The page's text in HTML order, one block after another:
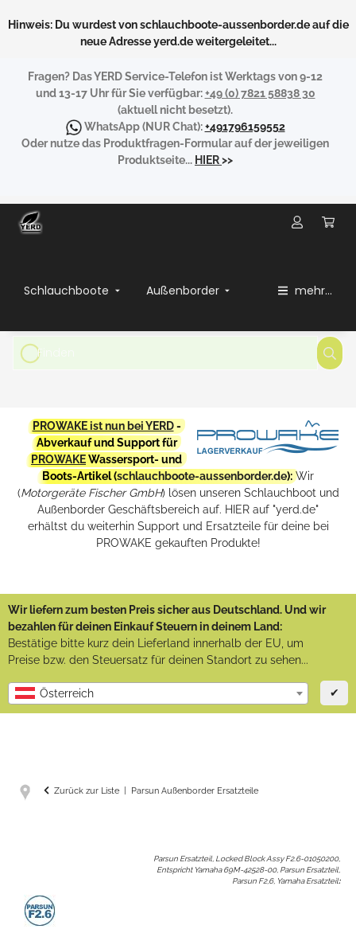
Hinweis: Du wurdest von schlauchboote-aussenborder.de auf die
neue Adresse yerd.de weitergeleitet...
Fragen? Das YERD Service-Telefon ist Werktags von 9-12
und 13-17 Uhr für Sie verfügbar:+49 (0) 7821 58838 30
(aktuell nicht besetzt).
WhatsApp(NUR Chat):+491796159552
Oder nutze das Produktfragen-Formular auf der jeweiligen
Produktseite... HIER>>
Schlauchboote Außenborder mehr...
PROWAKE ist nun bei YERD-
Abverkauf und Support für
PROWAKEWassersport- und
Boots-Artikel (schlauchboote-aussenborder.de): Wir
(Motorgeräte Fischer GmbH) lösen unseren Schlauchboot und
Außenborder Geschäftsbereich auf. HIER auf "yerd.de"
erhältst du weiterhin Support und Ersatzteile für deine bei
PROWAKE gekauften Produkte!
Wir liefern zum besten Preis sicher aus Deutschland. Und wir
bezahlen für deinen Einkauf Steuern in deinem Land:
Bestätige bitte kurz dein Lieferland innerhalb der EU, um
Preise bzw. den Steuersatz für deinen Standort zu sehen...
Österreich ✔
Zurück zur Liste Parsun Außenborder Ersatzteile
Parsun Ersatzteil, Locked Block Assy F2.6-01050200,
Entspricht Yamaha 69M-42528-00, Parsun Ersatzteil,
Parsun F2,6, Yamaha Ersatzteil: